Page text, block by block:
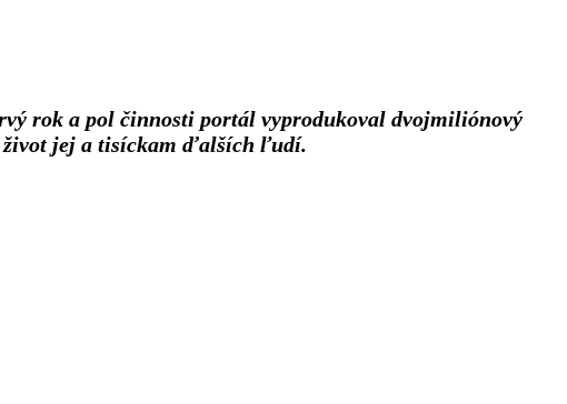
rok a pol činnosti portál vyprodukoval dvojmiliónový
život jej a tisíckam ďalších ľudí.